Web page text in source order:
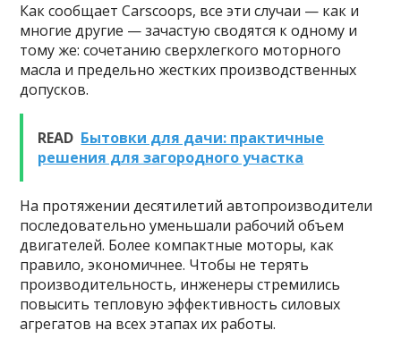
Как сообщает Carscoops, все эти случаи — как и
многие другие — зачастую сводятся к одному и
тому же: сочетанию сверхлегкого моторного
масла и предельно жестких производственных
допусков.
READ Бытовки для дачи: практичные
решения для загородного участка
На протяжении десятилетий автопроизводители
последовательно уменьшали рабочий объем
двигателей. Более компактные моторы, как
правило, экономичнее. Чтобы не терять
производительность, инженеры стремились
повысить тепловую эффективность силовых
агрегатов на всех этапах их работы.